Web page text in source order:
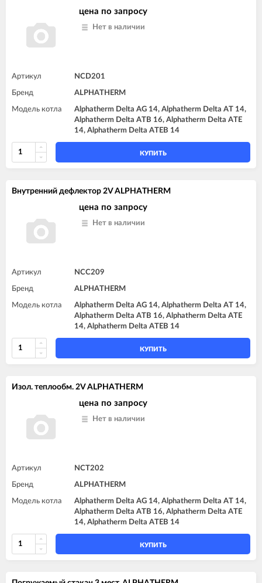
цена по запросу
Нет в наличии
Артикул NCD201
Бренд ALPHATHERM
Модель котла
Alphatherm Delta AG 14, Alphatherm Delta AT 14,
Alphatherm Delta ATB 16, Alphatherm Delta ATE
14, Alphatherm Delta ATEB 14
КУПИТЬ
Внутренний дефлектор 2V ALPHATHERM
цена по запросу
Нет в наличии
Артикул NCC209
Бренд ALPHATHERM
Модель котла
Alphatherm Delta AG 14, Alphatherm Delta AT 14,
Alphatherm Delta ATB 16, Alphatherm Delta ATE
14, Alphatherm Delta ATEB 14
КУПИТЬ
Изол. теплообм. 2V ALPHATHERM
цена по запросу
Нет в наличии
Артикул NCT202
Бренд ALPHATHERM
Модель котла
Alphatherm Delta AG 14, Alphatherm Delta AT 14,
Alphatherm Delta ATB 16, Alphatherm Delta ATE
14, Alphatherm Delta ATEB 14
КУПИТЬ